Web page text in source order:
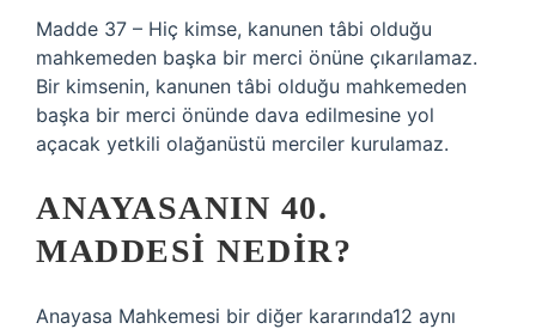
Madde 37 – Hiç kimse, kanunen tâbi olduğu
mahkemeden başka bir merci önüne çıkarılamaz.
Bir kimsenin, kanunen tâbi olduğu mahkemeden
başka bir merci önünde dava edilmesine yol
açacak yetkili olağanüstü merciler kurulamaz.
ANAYASANIN 40.
MADDESI NEDIR?
Anayasa Mahkemesi bir diğer kararında12 aynı